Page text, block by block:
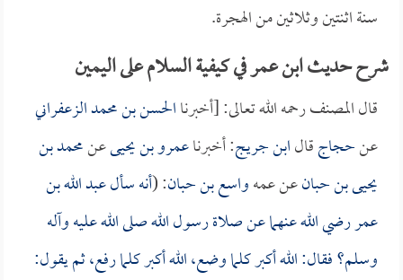
سنة اثنتين وثلاثين من الهجرة.
شرح حديث ابن عمر في كيفية السلام على اليمين
قال المصنف رحمه الله تعالى: [أخبرناالحسن بن محمد الزعفراني
عنحجاجقالابن جريج: أخبرناعمرو بن يحيىعنمحمد بن
يحيى بن حبانعن عمهواسع بن حبان: (أنه سألعبد الله بن
عمررضي الله عنهما عن صلاة رسول الله صلى الله عليه وآله
وسلم؟ فقال: الله أكبر كلما وضع، الله أكبر كلما رفع، ثم يقول: